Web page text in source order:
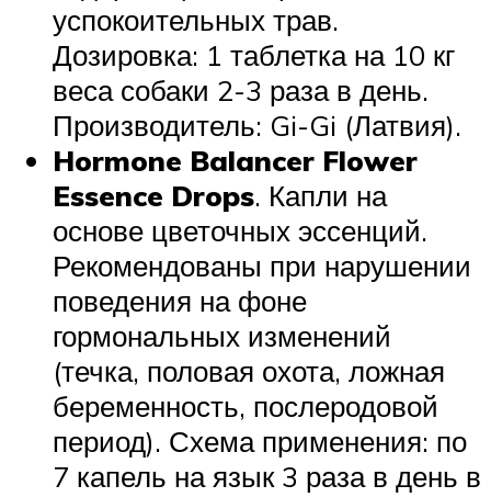
успокоительных трав.
Дозировка: 1 таблетка на 10 кг
веса собаки 2-3 раза в день.
Производитель: Gi-Gi (Латвия).
Hormone Balancer Flower
Essence Drops. Капли на
основе цветочных эссенций.
Рекомендованы при нарушении
поведения на фоне
гормональных изменений
(течка, половая охота, ложная
беременность, послеродовой
период). Схема применения: по
7 капель на язык 3 раза в день в